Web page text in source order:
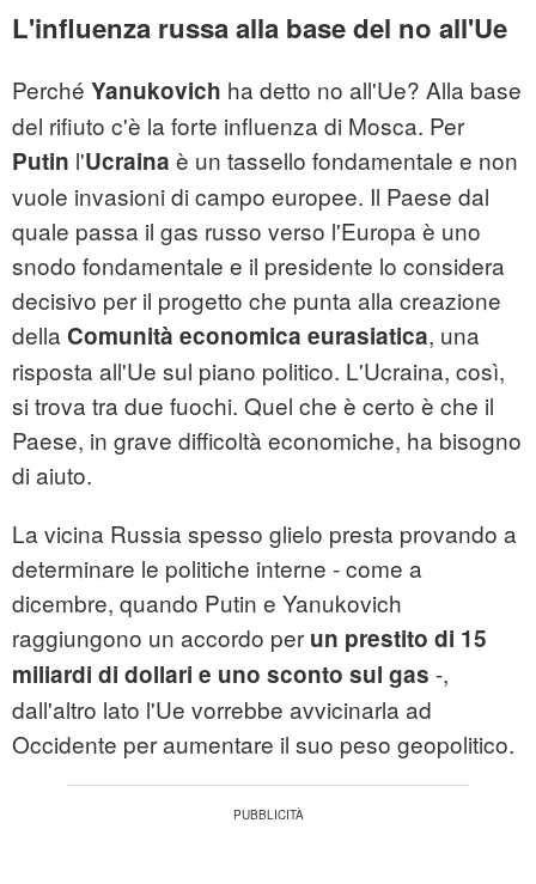
L'influenza russa alla base del no all'Ue
Perché Yanukovich ha detto no all'Ue? Alla base
del rifiuto c'è la forte influenza di Mosca. Per
Putin l'Ucraina è un tassello fondamentale e non
vuole invasioni di campo europee. Il Paese dal
quale passa il gas russo verso l'Europa è uno
snodo fondamentale e il presidente lo considera
decisivo per il progetto che punta alla creazione
della Comunità economica eurasiatica, una
risposta all'Ue sul piano politico. L'Ucraina, così,
si trova tra due fuochi. Quel che è certo è che il
Paese, in grave difficoltà economiche, ha bisogno
di aiuto.
La vicina Russia spesso glielo presta provando a
determinare le politiche interne - come a
dicembre, quando Putin e Yanukovich
raggiungono un accordo per un prestito di 15
miliardi di dollari e uno sconto sul gas -,
dall'altro lato l'Ue vorrebbe avvicinarla ad
Occidente per aumentare il suo peso geopolitico.